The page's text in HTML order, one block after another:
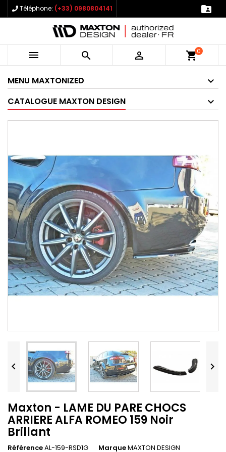
Téléphone: (+33) 0980804141 
   shopping_cart0
MENU MAXTONIZED
CATALOGUE MAXTON DESIGN
 
Maxton - LAME DU PARE CHOCS
ARRIERE ALFA ROMEO 159 Noir
Brillant
RéférenceAL-159-RSD1G MarqueMAXTON DESIGN